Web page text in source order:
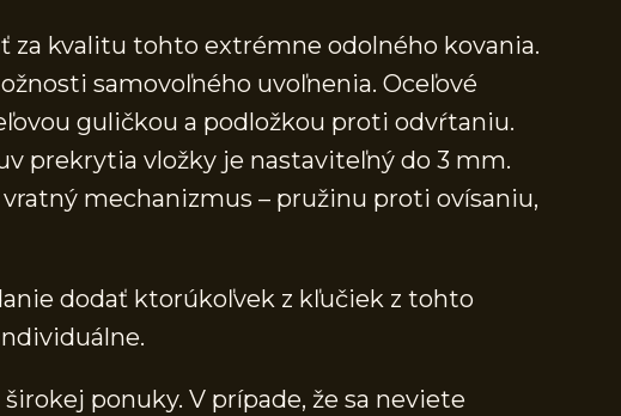
za kvalitu tohto extrémne odolného kovania.
samovoľného uvoľnenia. Oceľové
guličkou a podložkou proti odvŕtaniu.
prekrytia vložky je nastaviteľný do 3 mm.
mechanizmus – pružinu proti ovísaniu,
dodať ktorúkoľvek z kľučiek z tohto
ponuky. V prípade, že sa neviete